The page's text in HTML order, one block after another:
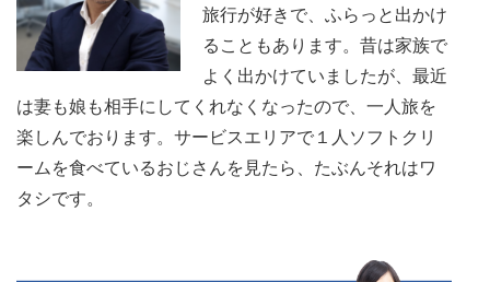
旅行が好きで、ふらっと出かけ
ることもあります。昔は家族で
よく出かけていましたが、最近
は妻も娘も相手にしてくれなくなったので、一人旅を
楽しんでおります。サービスエリアで１人ソフトクリ
ームを食べているおじさんを見たら、たぶんそれはワ
タシです。